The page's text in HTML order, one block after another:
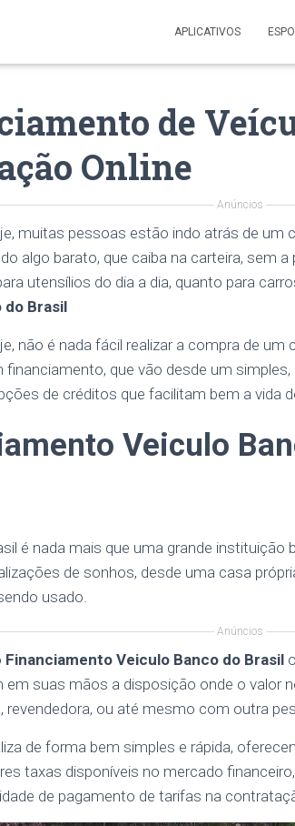
APLICATIVOS
de
Online
Anúncios
muitas pessoas estão indo atrás de um
algo barato, que caiba na carteira, sem
utensílios do dia a dia, quanto para
do Brasil
não é nada fácil realizar a compra de
financiamento, que vão desde um
de créditos que facilitam bem a vida
Veiculo
é nada mais que uma grande instituição
de sonhos, desde uma casa
usado.
Anúncios
Financiamento Veiculo Banco do Brasil
em suas mãos a disposição onde o valor
revendedora, ou até mesmo com outra
de forma bem simples e rápida,
taxas disponíveis no mercado
de pagamento de tarifas na